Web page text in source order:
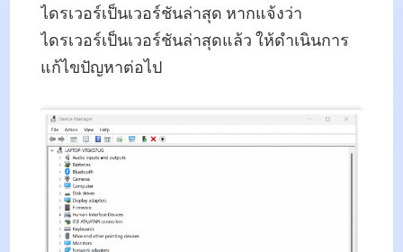
ไดรเวอร์เป็นเวอร์ชันล่าสุด หากแจ้งว่า
ไดรเวอร์เป็นเวอร์ชันล่าสุดแล้ว ให้ดําเนินการ
แก้ไขปัญหาต่อไป